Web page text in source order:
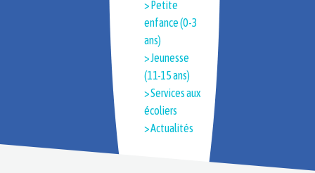
> Petite
enfance (0-3
ans)
> Jeunesse
(11-15 ans)
> Services aux
écoliers
> Actualités